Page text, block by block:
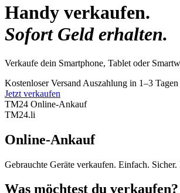
Handy verkaufen.
Sofort Geld erhalten.
Verkaufe dein Smartphone, Tablet oder
Kostenloser Versand Auszahlung in 1–3 Tagen
Jetzt verkaufen
TM24 Online-Ankauf
TM24.li
Online-Ankauf
Gebrauchte Geräte verkaufen. Einfach. Sicher.
Was möchtest du verkaufen?